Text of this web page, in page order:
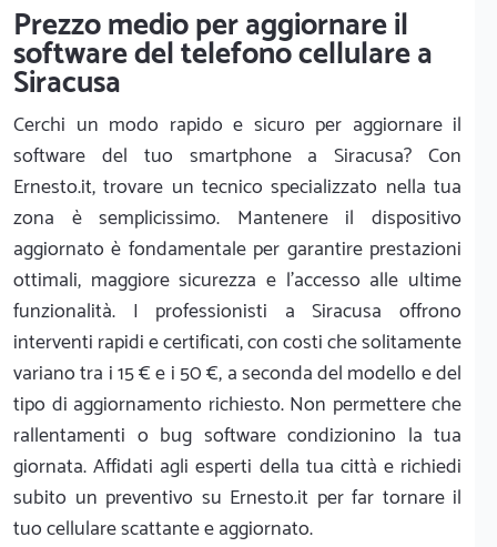
Prezzo medio per aggiornare il
software del telefono cellulare a
Siracusa
Cerchi un modo rapido e sicuro per aggiornare il
software del tuo smartphone a Siracusa? Con
Ernesto.it, trovare un tecnico specializzato nella tua
zona è semplicissimo. Mantenere il dispositivo
aggiornato è fondamentale per garantire prestazioni
ottimali, maggiore sicurezza e l'accesso alle ultime
funzionalità. I professionisti a Siracusa offrono
interventi rapidi e certificati, con costi che solitamente
variano tra i 15 € e i 50 €, a seconda del modello e del
tipo di aggiornamento richiesto. Non permettere che
rallentamenti o bug software condizionino la tua
giornata. Affidati agli esperti della tua città e richiedi
subito un preventivo su Ernesto.it per far tornare il
tuo cellulare scattante e aggiornato.